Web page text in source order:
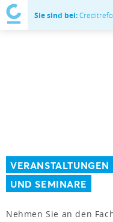
Sie sind bei:
VERANSTALTUNGEN
UND SEMINARE
Nehmen Sie an den